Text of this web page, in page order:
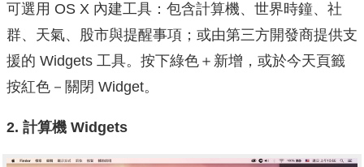
可選用 OS X 內建工具：包含計算機、世界時鐘、社
群、天氣、股市與提醒事項；或由第三方開發商提供支
援的 Widgets 工具。按下綠色＋新增，或於今天頁籤
按紅色－關閉 Widget。
2. 計算機 Widgets